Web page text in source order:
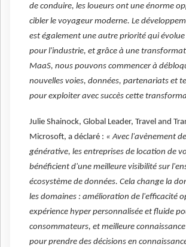
de conduire, les loueurs ont une énorme
cibler le voyageur moderne. Le
est également une autre priorité qui
pour l'industrie, et grâce à une
MaaS, nous pouvons commencer à
nouvelles voies, données, partenariats et
pour exploiter avec succès cette
Julie Shainock, Global Leader, Travel and
Microsoft, a déclaré : « Avec l'avènement
générative, les entreprises de location de
bénéficient d'une meilleure visibilité sur
écosystème de données. Cela change la
les domaines : amélioration de l'efficacité
expérience hyper personnalisée et fluide
consommateurs, et meilleure
pour prendre des décisions en